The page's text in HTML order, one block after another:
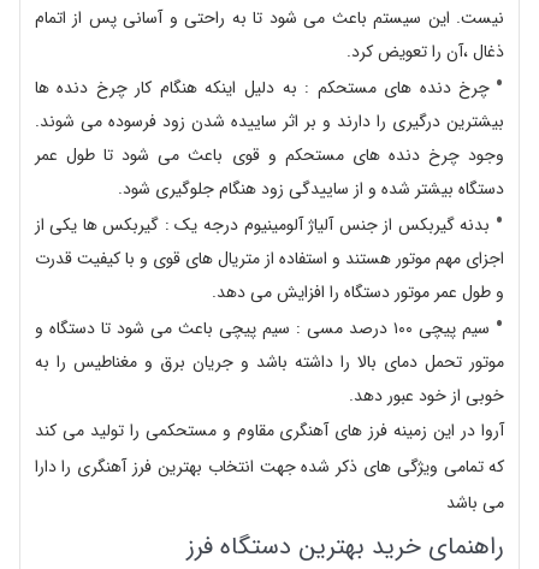
نیست. این سیستم باعث می شود تا به راحتی و آسانی پس از اتمام
ذغال ،آن را تعویض کرد.
چرخ دنده های مستحکم : به دلیل اینکه هنگام کار چرخ دنده ها
بیشترین درگیری را دارند و بر اثر ساییده شدن زود فرسوده می شوند.
وجود چرخ دنده های مستحکم و قوی باعث می شود تا طول عمر
دستگاه بیشتر شده و از ساییدگی زود هنگام جلوگیری شود.
بدنه گیربکس از جنس آلیاژ آلومینیوم درجه یک : گیربکس ها یکی از
اجزای مهم موتور هستند و استفاده از متریال های قوی و با کیفیت قدرت
و طول عمر موتور دستگاه را افزایش می دهد.
سیم پیچی ۱۰۰ درصد مسی : سیم پیچی باعث می شود تا دستگاه و
موتور تحمل دمای بالا را داشته باشد و جریان برق و مغناطیس را به
خوبی از خود عبور دهد.
آروا در این زمینه فرز های آهنگری مقاوم و مستحکمی را تولید می کند
که تمامی ویژگی های ذکر شده جهت انتخاب بهترین فرز آهنگری را دارا
می باشد
راهنمای خرید بهترین دستگاه فرز